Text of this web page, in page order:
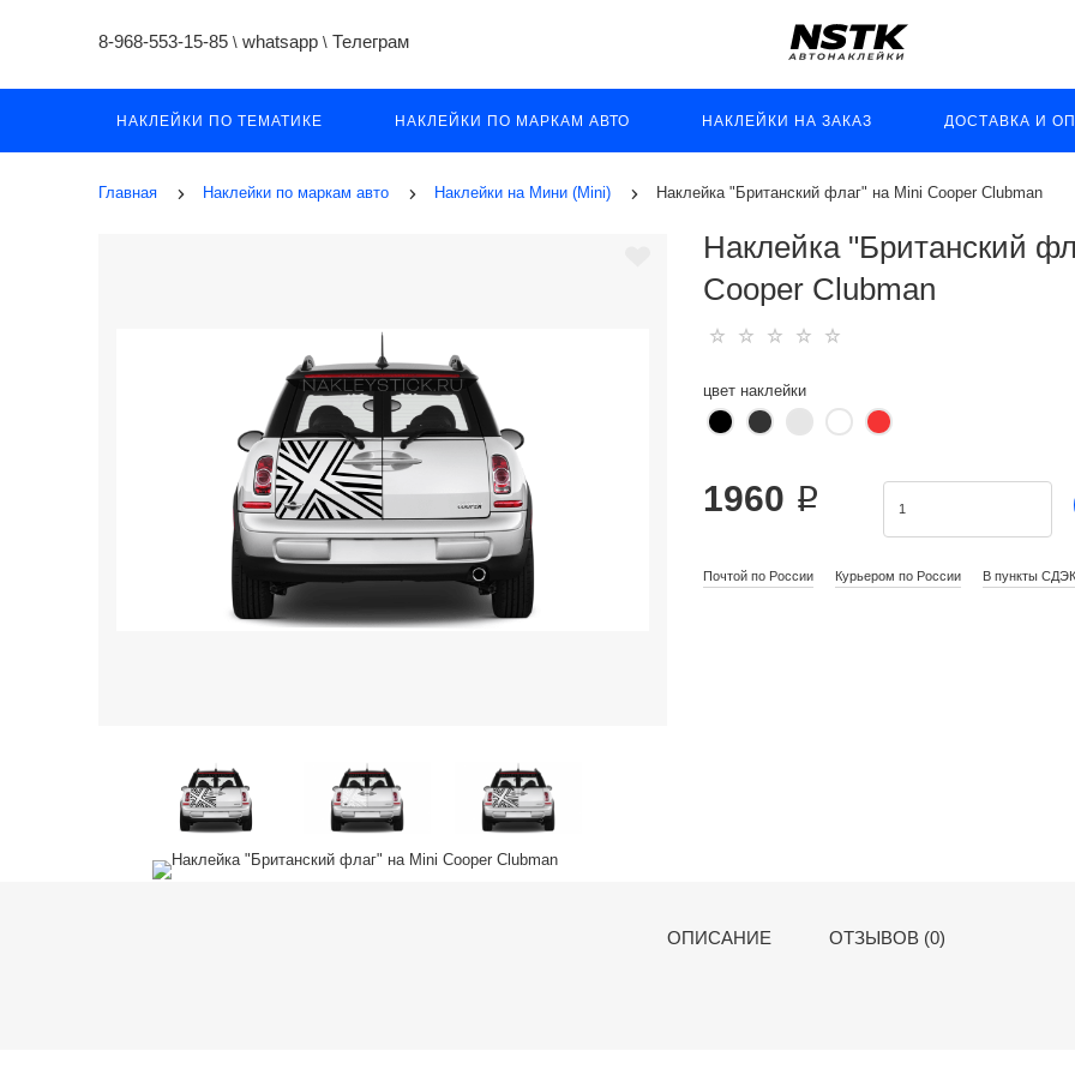
8-968-553-15-85 \whatsapp \ Телеграм
НАКЛЕЙКИ ПО ТЕМАТИКЕ НАКЛЕЙКИ ПО МАРКАМ АВТО НАКЛЕЙКИ НА ЗАКАЗ ДОСТАВКА И
Главная Наклейки по маркам авто Наклейки на Мини (Mini) Наклейка "Британский флаг" на Mini Cooper Clubman
Наклейка "Британский
Cooper Clubman
цвет наклейки
1960 ₽
Почтой по России Курьером по России В пункты
ОПИСАНИЕ ОТЗЫВОВ (0)